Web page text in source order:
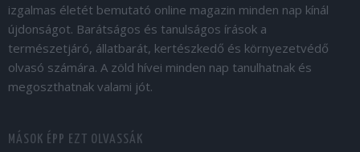
izgalmas életét bemutató online magazin minden nap kínál
újdonságot. Barátságos és tanulságos írások a
természetjáró, állatbarát, kertészkedő és környezetvédő
olvasó számára. A zöld hívei minden nap tanulhatnak és
megoszthatnak valami jót.
MÁSOK ÉPP EZT OLVASSÁK